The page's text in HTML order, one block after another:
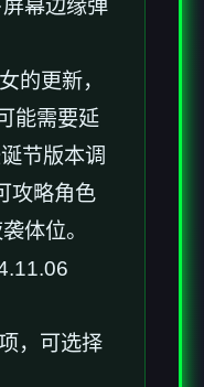
幕边缘弹
的更新，
能需要延
节版本调
攻略角色
体位。
，可选择